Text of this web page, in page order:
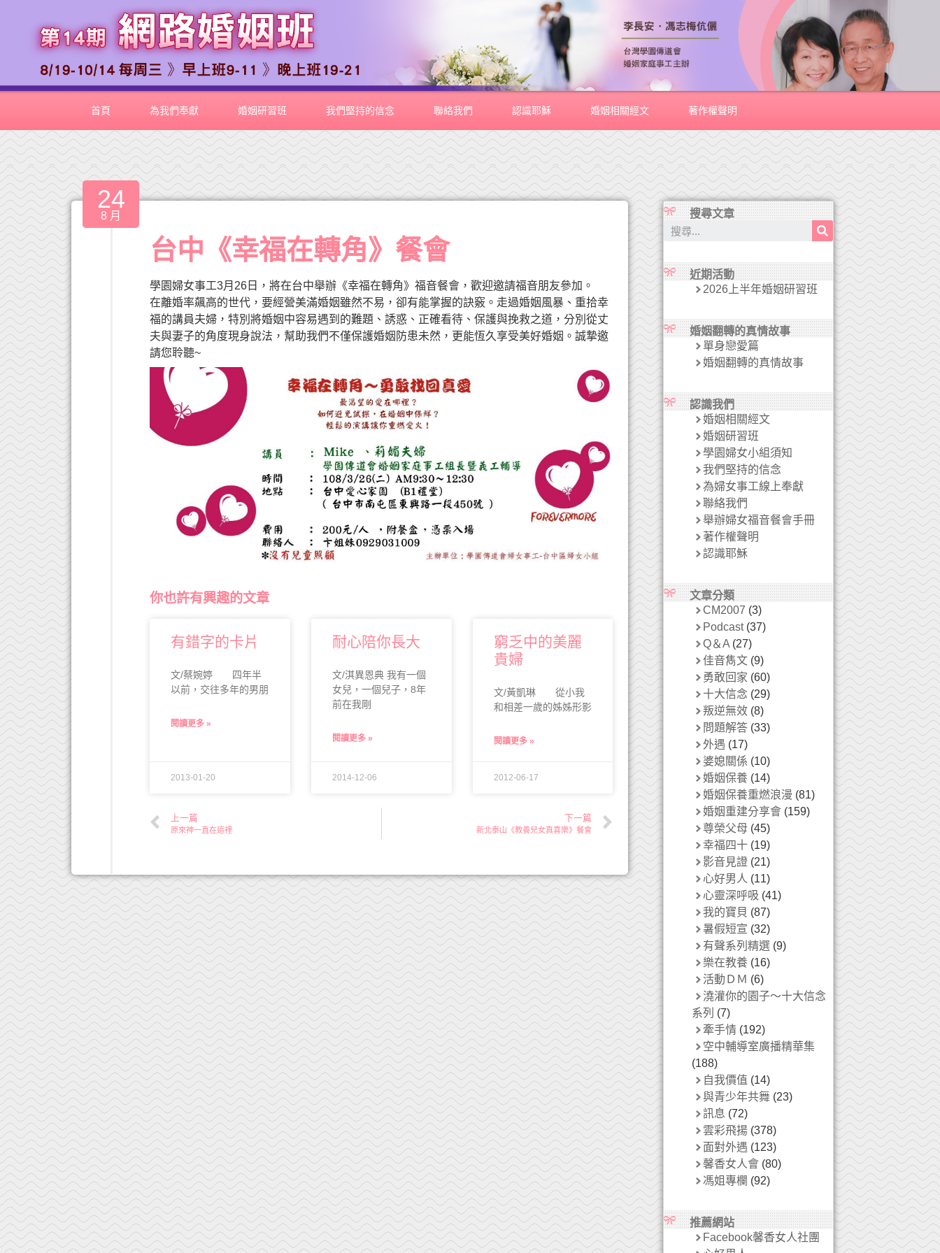
首頁 為我們奉獻 婚姻研習班 我們堅持的信念 聯絡我們 認識耶穌 婚姻相關經文 著作權聲明
24
8 月
台中《幸福在轉角》餐會
學園婦女事工3月26日，將在台中舉辦《幸福在轉角》福音餐會，歡迎邀請福音朋友參加。
在離婚率飆高的世代，要經營美滿婚姻雖然不易，卻有能掌握的訣竅。走過婚姻風暴、重拾幸
福的講員夫婦，特別將婚姻中容易遇到的難題、誘惑、正確看待、保護與挽救之道，分別從丈
夫與妻子的角度現身說法，幫助我們不僅保護婚姻防患未然，更能恆久享受美好婚姻。誠摯邀
請您聆聽~
你也許有興趣的文章
有錯字的卡片
文/蔡婉婷 四年半
以前，交往多年的男朋
閱讀更多 »
2013-01-20
耐心陪你長大
文/淇異恩典 我有一個
女兒，一個兒子，8年
前在我剛
閱讀更多 »
2014-12-06
窮乏中的美麗
貴婦
文/黃凱琳 從小我
和相差一歲的姊姊形影
閱讀更多 »
2012-06-17
上一篇
原來神一直在這裡
下一篇
新北泰山《教養兒女真喜樂》餐會
搜尋文章
近期活動
2026上半年婚姻研習班
婚姻翻轉的真情故事
單身戀愛篇
婚姻翻轉的真情故事
認識我們
婚姻相關經文
婚姻研習班
學園婦女小組須知
我們堅持的信念
為婦女事工線上奉獻
聯絡我們
舉辦婦女福音餐會手冊
著作權聲明
認識耶穌
文章分類
CM2007 (3)
Podcast(37)
Q＆A(27)
佳音雋文(9)
勇敢回家 (60)
十大信念 (29)
叛逆無效(8)
問題解答(33)
外遇 (17)
婆媳關係 (10)
婚姻保養(14)
婚姻保養重燃浪漫 (81)
婚姻重建分享會(159)
尊榮父母 (45)
幸福四十(19)
影音見證(21)
心好男人 (11)
心靈深呼吸 (41)
我的寶貝 (87)
暑假短宣 (32)
有聲系列精選(9)
樂在教養(16)
活動ＤＭ (6)
澆灌你的園子～十大信念
系列 (7)
牽手情(192)
空中輔導室廣播精華集
(188)
自我價值 (14)
與青少年共舞(23)
訊息 (72)
雲彩飛揚(378)
面對外遇 (123)
馨香女人會(80)
馮姐專欄 (92)
推薦網站
Facebook馨香女人社團